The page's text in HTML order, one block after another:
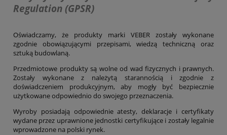
Regulation (GPSR)
Oświadczamy, że produkty marki VEBER zostały wykonane
zgodnie obowiązującymi przepisami, wiedzą techniczną oraz
sztuką budowlaną.
Przedmiotowe produkty są wolne od wad fizycznych i prawnych.
Zostały wykonane z należytą starannością i zgodnie z
doświadczeniem produkcyjnym, aby mogły być bezpiecznie
użytkowane odpowiednio do swojego przeznaczenia.
Wyroby posiadają odpowiednie atesty, deklaracje i certyfikaty
wydane przez uprawnione jednostki certyfikujące i zostały legalnie
wprowadzone na polski rynek.